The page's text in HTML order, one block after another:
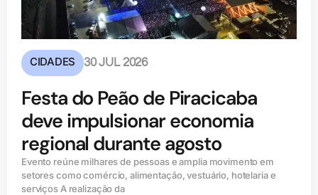
CIDADES 30 JUL 2026
Festa do Peão de Piracicaba
deve impulsionar economia
regional durante agosto
Evento reúne milhares de pessoas e amplia movimento em
setores como comércio, alimentação, vestuário, hotelaria e
serviços A realização da